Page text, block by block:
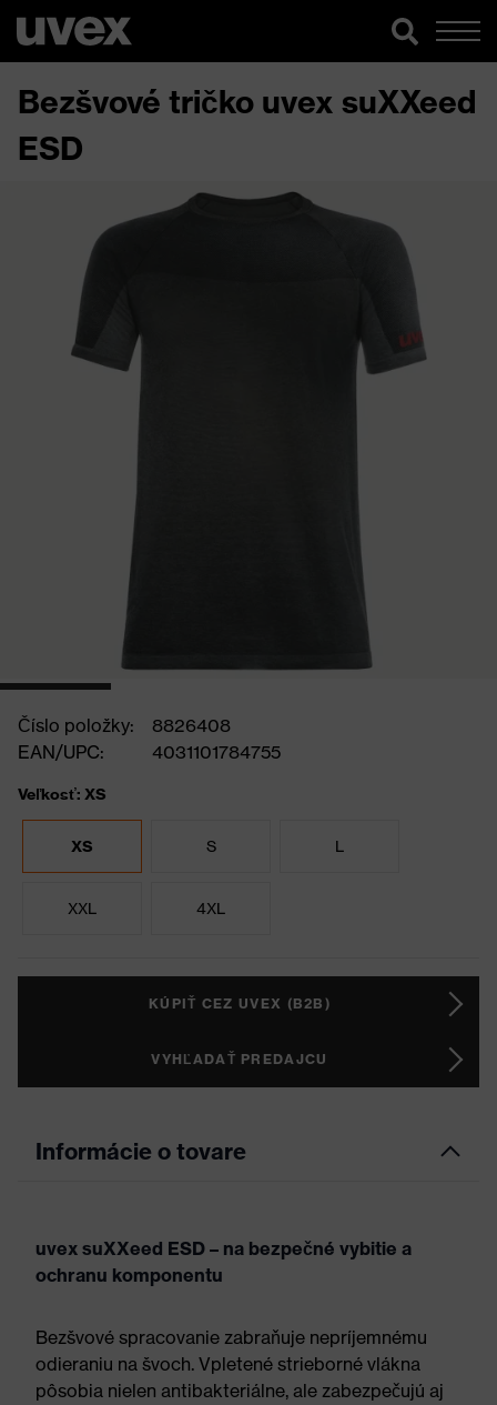
Bezšvové tričko uvex suXXeed
ESD
Číslo položky:
8826408
EAN/UPC:
4031101784755
Veľkosť: XS
XS S L
XXL 4XL
KÚPIŤ CEZ UVEX (B2B)
VYHĽADAŤ PREDAJCU
Informácie o tovare
uvex suXXeed ESD – na bezpečné vybitie a
ochranu komponentu
Bezšvové spracovanie zabraňuje nepríjemnému
odieraniu na švoch. Vpletené strieborné vlákna
pôsobia nielen antibakteriálne, ale zabezpečujú aj